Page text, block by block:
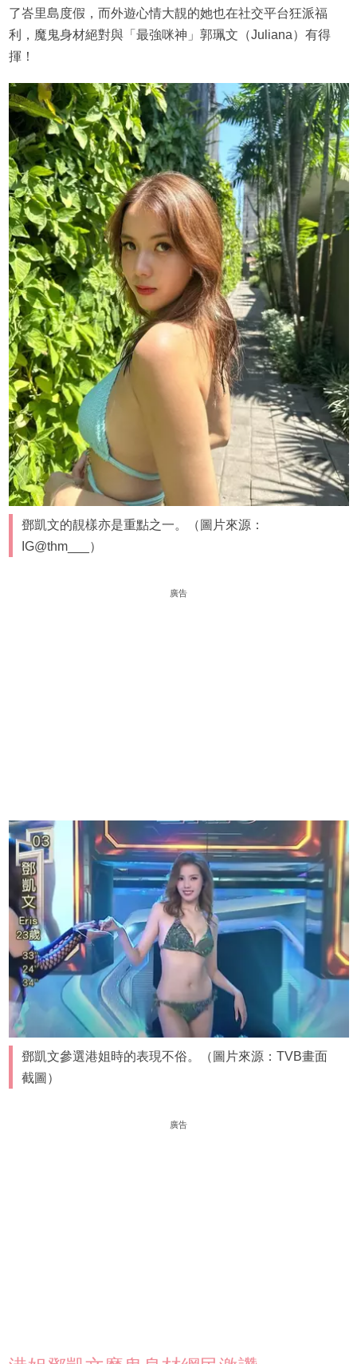
了峇里島度假，而外遊心情大靚的她也在社交平台狂派福
利，魔鬼身材絕對與「最強咪神」郭珮文（Juliana）有得
揮！
鄧凱文的靚樣亦是重點之一。（圖片來源：
IG@thm___）
廣告
鄧凱文參選港姐時的表現不俗。（圖片來源：TVB畫面
截圖）
廣告